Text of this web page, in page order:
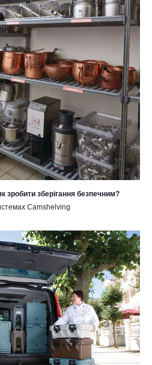
зробити зберігання безпечним?
Camshelving